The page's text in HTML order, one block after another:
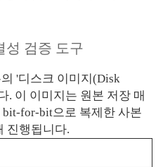
성 검증 도구
'디스크 이미지(Disk
. 이 이미지는 원본 저장 매
for-bit으로 복제한 사본
진행됩니다.